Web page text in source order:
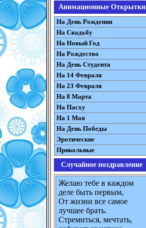
Анимационные Открытки
На День Рождения
На Свадьбу
На Новый Год
На Рождество
На День Студента
На 14 Февраля
На 23 Февраля
На 8 Марта
На Пасху
На 1 Мая
На День Победы
Эротические
Прикольные
Случайное поздравление
Желаю тебе в каждом
деле быть первым,
От жизни все самое
лучшее брать.
Стремиться, мечтать,